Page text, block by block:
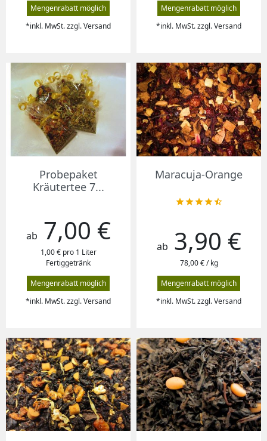
Mengenrabatt möglich
*inkl. MwSt. zzgl. Versand
Mengenrabatt möglich
*inkl. MwSt. zzgl. Versand
Probepaket
Kräutertee 7...
Preis
ab 7,00 €
1,00 € pro 1 Liter
Fertiggetränk
Mengenrabatt möglich
*inkl. MwSt. zzgl. Versand
Maracuja-Orange

Preis
ab 3,90 €
78,00 € / kg
Mengenrabatt möglich
*inkl. MwSt. zzgl. Versand